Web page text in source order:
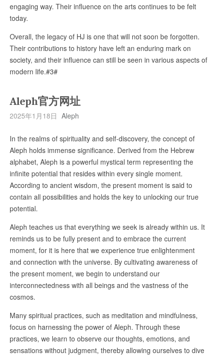
engaging way. Their influence on the arts continues to be felt
today.
Overall, the legacy of HJ is one that will not soon be forgotten.
Their contributions to history have left an enduring mark on
society, and their influence can still be seen in various aspects of
modern life.#3#
Aleph官方网址
2025年1月18日 Aleph
In the realms of spirituality and self-discovery, the concept of
Aleph holds immense significance. Derived from the Hebrew
alphabet, Aleph is a powerful mystical term representing the
infinite potential that resides within every single moment.
According to ancient wisdom, the present moment is said to
contain all possibilities and holds the key to unlocking our true
potential.
Aleph teaches us that everything we seek is already within us. It
reminds us to be fully present and to embrace the current
moment, for it is here that we experience true enlightenment
and connection with the universe. By cultivating awareness of
the present moment, we begin to understand our
interconnectedness with all beings and the vastness of the
cosmos.
Many spiritual practices, such as meditation and mindfulness,
focus on harnessing the power of Aleph. Through these
practices, we learn to observe our thoughts, emotions, and
sensations without judgment, thereby allowing ourselves to dive